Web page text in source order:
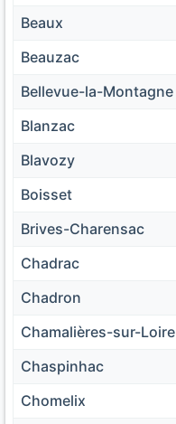
Beaux
Beauzac
Bellevue-la-Montagne
Blanzac
Blavozy
Boisset
Brives-Charensac
Chadrac
Chadron
Chamalières-sur-Loire
Chaspinhac
Chomelix